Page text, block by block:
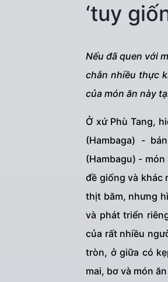
‘tuy
Nếu đã quen với
chắn nhiều thực
của món ăn này
Ở xứ Phù Tang,
(Hambaga) -
(Hambagu) -
đề giống và khác
thịt băm, nhưng
và phát triển
của rất nhiều
tròn, ở giữa có
mai, bơ và món